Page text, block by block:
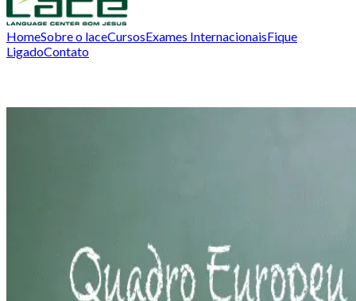
HomeSobre o laceCursosExames InternacionaisFique
LigadoContato